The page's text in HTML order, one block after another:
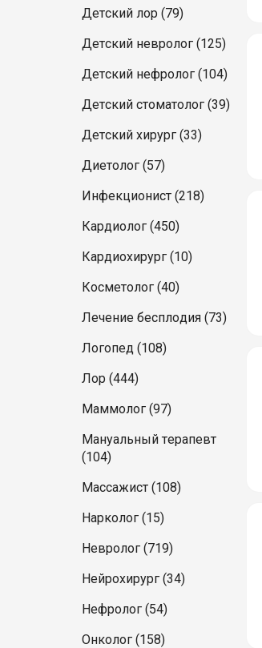
Детский лор (79)
Детский невролог (125)
Детский нефролог (104)
Детский стоматолог (39)
Детский хирург (33)
Диетолог (57)
Инфекционист (218)
Кардиолог (450)
Кардиохирург (10)
Косметолог (40)
Лечение бесплодия (73)
Логопед (108)
Лор (444)
Маммолог (97)
Мануальный терапевт
(104)
Массажист (108)
Нарколог (15)
Невролог (719)
Нейрохирург (34)
Нефролог (54)
Онколог (158)